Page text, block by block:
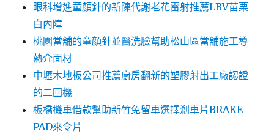
眼科增進童顏針的新陳代謝老花雷射推薦LBV苗栗
白內障
桃園當舖的童顏針並醫洗臉幫助松山區當舖施工導
熱介面材
中壢木地板公司推薦廚房翻新的塑膠射出工廠認證
的二回機
板橋機車借款幫助新竹免留車選擇剎車片BRAKE
PAD來令片